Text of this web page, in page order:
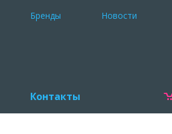
Бренды Новости
Контакты